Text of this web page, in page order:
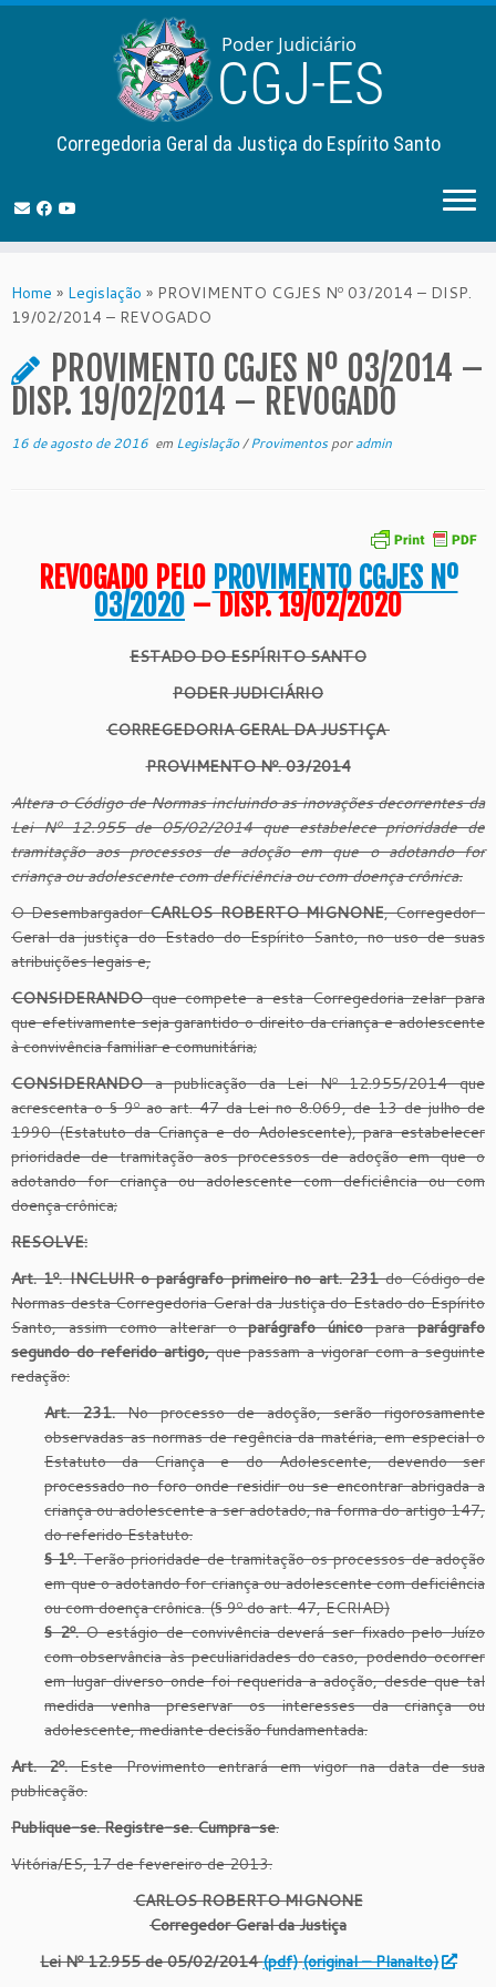
to
content
Corregedoria Geral da Justiça do Espírito Santo
Home » Legislação » PROVIMENTO CGJES Nº 03/2014 – DISP.
19/02/2014 – REVOGADO
PROVIMENTO CGJES Nº 03/2014 –
DISP. 19/02/2014 – REVOGADO
16 de agosto de 2016 em Legislação/Provimentosporadmin
REVOGADO PELO PROVIMENTO CGJES Nº
03/2020 – DISP. 19/02/2020
ESTADO DO ESPÍRITO SANTO
PODER JUDICIÁRIO
CORREGEDORIA GERAL DA JUSTIÇA
PROVIMENTO Nº. 03/2014
Altera o Código de Normas incluindo as inovações decorrentes da
Lei Nº 12.955 de 05/02/2014 que estabelece prioridade de
tramitação aos processos de adoção em que o adotando for
criança ou adolescente com deficiência ou com doença crônica.
O DesembargadorCARLOS ROBERTO MIGNONE, Corregedor-
Geral da justiça do Estado do Espírito Santo, no uso de suas
atribuições legais e,
CONSIDERANDOque compete a esta Corregedoria zelar para
que efetivamente seja garantido o direito da criança e adolescente
à convivência familiar e comunitária;
CONSIDERANDOa publicação da Lei Nº 12.955/2014 que
acrescenta o § 9º ao art. 47 da Lei no 8.069, de 13 de julho de
1990 (Estatuto da Criança e do Adolescente), para estabelecer
prioridade de tramitação aos processos de adoção em que o
adotando for criança ou adolescente com deficiência ou com
doença crônica;
RESOLVE:
Art. 1º. INCLUIR o parágrafo primeiro no art. 231do Código de
Normas desta Corregedoria Geral da Justiça do Estado do Espírito
Santo, assim como alterar oparágrafo únicoparaparágrafo
segundo do referido artigo,que passam a vigorar com a seguinte
redação:
Art. 231.No processo de adoção, serão rigorosamente
observadas as normas de regência da matéria, em especial o
Estatuto da Criança e do Adolescente, devendo ser
processado no foro onde residir ou se encontrar abrigada a
criança ou adolescente a ser adotado, na forma do artigo 147,
do referido Estatuto.
§ 1º.Terão prioridade de tramitação os processos de adoção
em que o adotando for criança ou adolescente com deficiência
ou com doença crônica. (§ 9º do art. 47, ECRIAD)
§ 2º.O estágio de convivência deverá ser fixado pelo Juízo
com observância às peculiaridades do caso, podendo ocorrer
em lugar diverso onde foi requerida a adoção, desde que tal
medida venha preservar os interesses da criança ou
adolescente, mediante decisão fundamentada.
Art. 2º.Este Provimento entrará em vigor na data de sua
publicação.
Publique-se. Registre-se. Cumpra-se.
Vitória/ES, 17 de fevereiro de 2013.
CARLOS ROBERTO MIGNONE
Corregedor Geral da Justiça
Lei Nº 12.955 de 05/02/2014(pdf) (original – Planalto)